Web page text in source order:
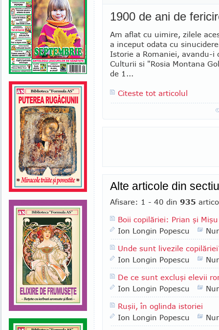
1900 de ani de
Am aflat cu uimire, zilele
a inceput odata cu
Istorie a Romaniei, avandu-
Culturii si "Rosia Montana
de 1...
Citeste tot articolul
Alte articole din
Afisare: 1 - 40 din 935
Boii copilăriei: Prian şi Mişu
Ion Longin Popescu
Unde sunt livezile
Ion Longin Popescu
De ce sunt excluşi elevii
Ion Longin Popescu
Ruşii, în oglinda istoriei
Ion Longin Popescu